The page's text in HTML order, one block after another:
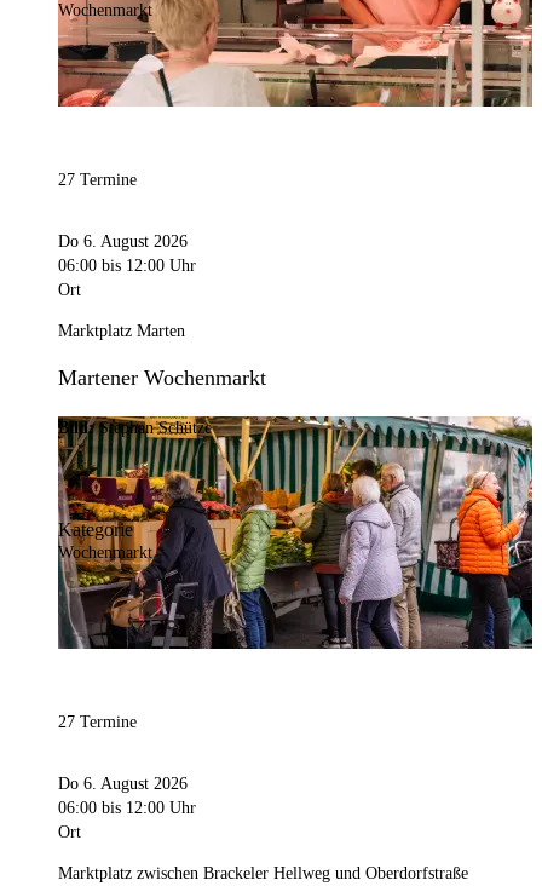
Wochenmarkt
27 Termine
Do 6. August 2026
06:00 bis 12:00 Uhr
Ort
Marktplatz Marten
Martener Wochenmarkt
Bild:Stephan Schütze
Kategorie
Wochenmarkt
27 Termine
Do 6. August 2026
06:00 bis 12:00 Uhr
Ort
Marktplatz zwischen Brackeler Hellweg und Oberdorfstraße